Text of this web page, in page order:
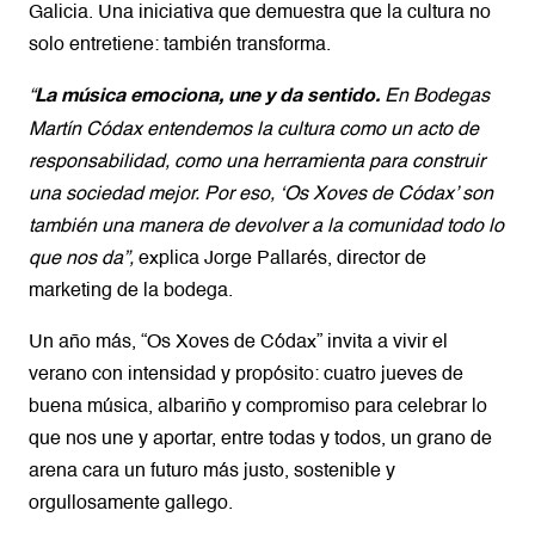
Galicia. Una iniciativa que demuestra que la cultura no
solo entretiene: también transforma.
“La música emociona, une y da sentido. En Bodegas
Martín Códax entendemos la cultura como un acto de
responsabilidad, como una herramienta para construir
una sociedad mejor. Por eso, ‘Os Xoves de Códax’ son
también una manera de devolver a la comunidad todo lo
que nos da”, explica Jorge Pallarés, director de
marketing de la bodega.
Un año más, “Os Xoves de Códax” invita a vivir el
verano con intensidad y propósito: cuatro jueves de
buena música, albariño y compromiso para celebrar lo
que nos une y aportar, entre todas y todos, un grano de
arena cara un futuro más justo, sostenible y
orgullosamente gallego.